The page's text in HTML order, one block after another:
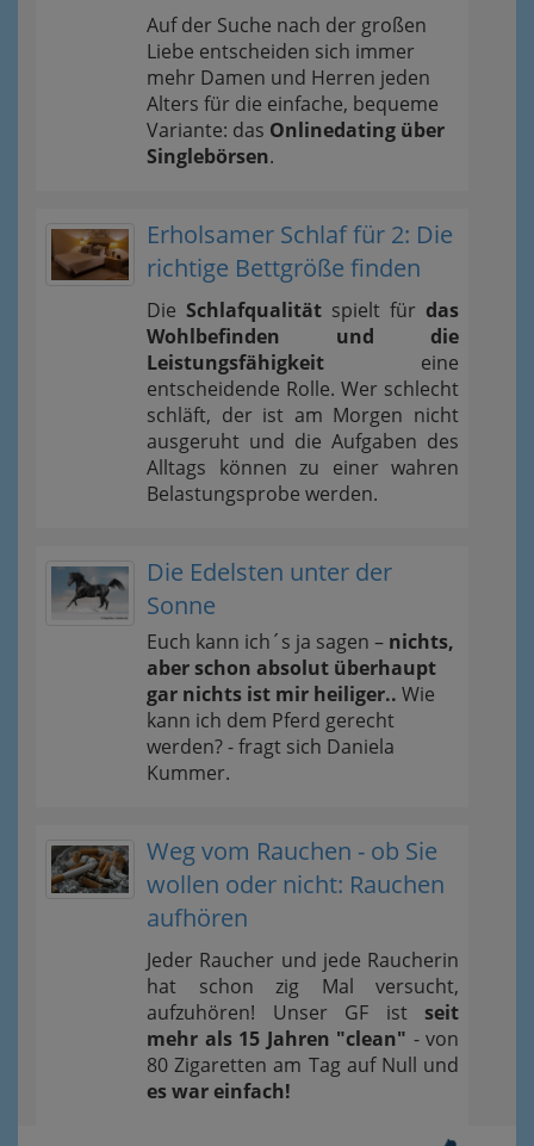
Auf der Suche nach der großen
Liebe entscheiden sich immer
mehr Damen und Herren jeden
Alters für die einfache, bequeme
Variante: das Onlinedating über
Singlebörsen.
Erholsamer Schlaf für 2: Die
richtige Bettgröße finden
Die Schlafqualität spielt für das
Wohlbefinden und die
Leistungsfähigkeit eine
entscheidende Rolle. Wer schlecht
schläft, der ist am Morgen nicht
ausgeruht und die Aufgaben des
Alltags können zu einer wahren
Belastungsprobe werden.
Die Edelsten unter der
Sonne
Euch kann ich´s ja sagen – nichts,
aber schon absolut überhaupt
gar nichts ist mir heiliger.. Wie
kann ich dem Pferd gerecht
werden? - fragt sich Daniela
Kummer.
Weg vom Rauchen - ob Sie
wollen oder nicht: Rauchen
aufhören
Jeder Raucher und jede Raucherin
hat schon zig Mal versucht,
aufzuhören! Unser GF ist seit
mehr als 15 Jahren "clean" - von
80 Zigaretten am Tag auf Null und
es war einfach!